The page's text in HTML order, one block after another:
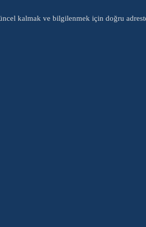
kalmak ve bilgilenmek için doğru